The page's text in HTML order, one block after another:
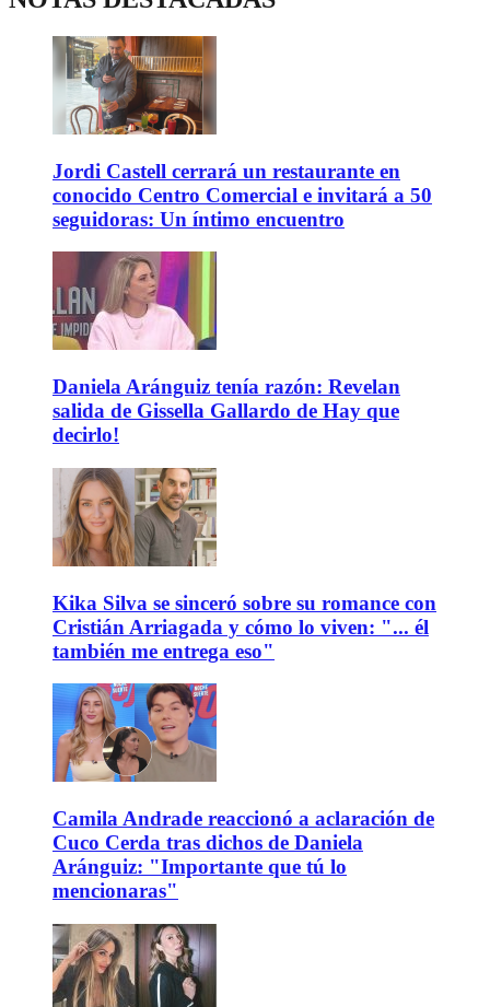
Jordi Castell cerrará un restaurante en
conocido Centro Comercial e invitará a 50
seguidoras: Un íntimo encuentro
Daniela Aránguiz tenía razón: Revelan
salida de Gissella Gallardo de Hay que
decirlo!
Kika Silva se sinceró sobre su romance con
Cristián Arriagada y cómo lo viven: "... él
también me entrega eso"
Camila Andrade reaccionó a aclaración de
Cuco Cerda tras dichos de Daniela
Aránguiz: "Importante que tú lo
mencionaras"